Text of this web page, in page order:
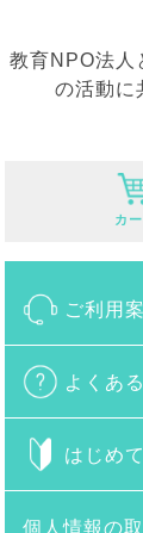
教育NPO法人
の活動に
カー
ご利用
よくあ
はじめ
個人情報の